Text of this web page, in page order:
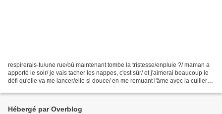
respirerais-tu/une rue/où maintenant tombe la tristesse/enpluie ?/ maman a
apporté le soir/ je vais tacher les nappes, c'est sûr/ et j'aimerai beaucoup le
défi qu'elle va me lancer/elle si douce/ en me remuant l'âme avec la cuiller à
Hébergé par Overblog